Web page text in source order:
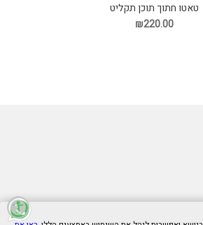
טאטו חתוך תוכן תקליט
₪220.00